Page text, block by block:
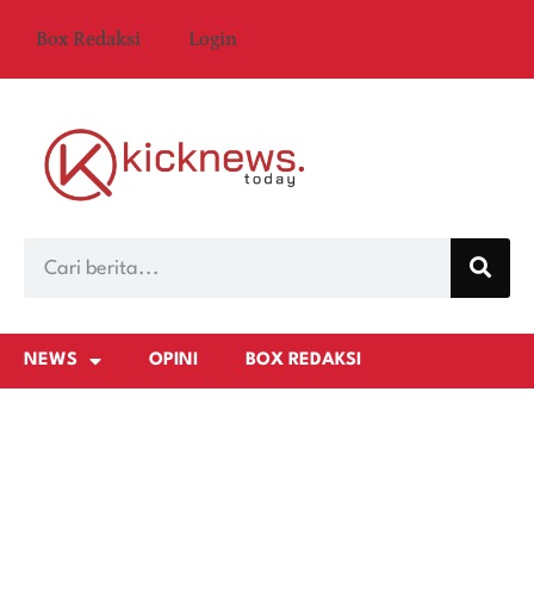
Box Redaksi Login
NEWS OPINI BOX REDAKSI